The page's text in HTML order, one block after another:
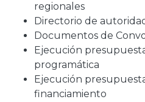
regionales
Directorio de
Documentos de
Ejecución
programática
Ejecución
financiamiento